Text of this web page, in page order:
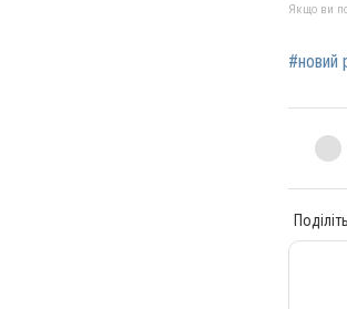
Якщо ви
#новий